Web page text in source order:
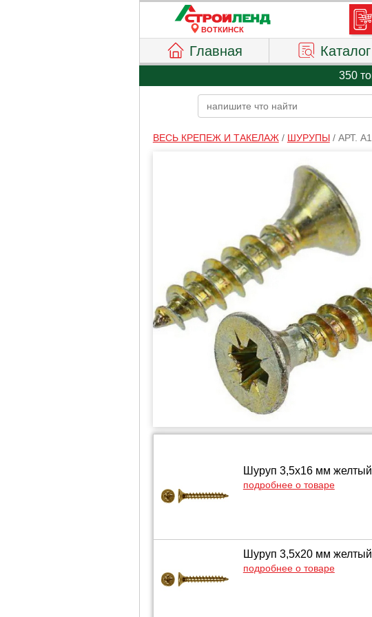
ВОТКИНСК
Главная Каталог
350
ВЕСЬ КРЕПЕЖ И ТАКЕЛАЖ/ ШУРУПЫ/ АРТ.
Шуруп 3,5х16 мм
подробнее о товаре
Шуруп 3,5х20 мм
подробнее о товаре